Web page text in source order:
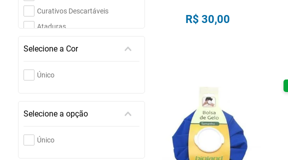
Curativos Descartáveis
Ataduras
Selecione a Cor
Único
Selecione a opção
Único
R$ 30,00